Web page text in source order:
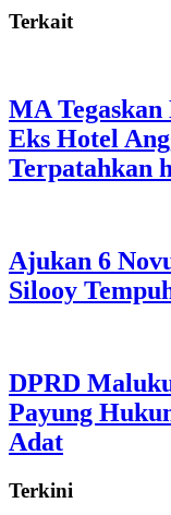
Terkait
MA
Eks Hotel
Terpatahkan
Ajukan 6
Silooy
DPRD
Payung
Adat
Terkini